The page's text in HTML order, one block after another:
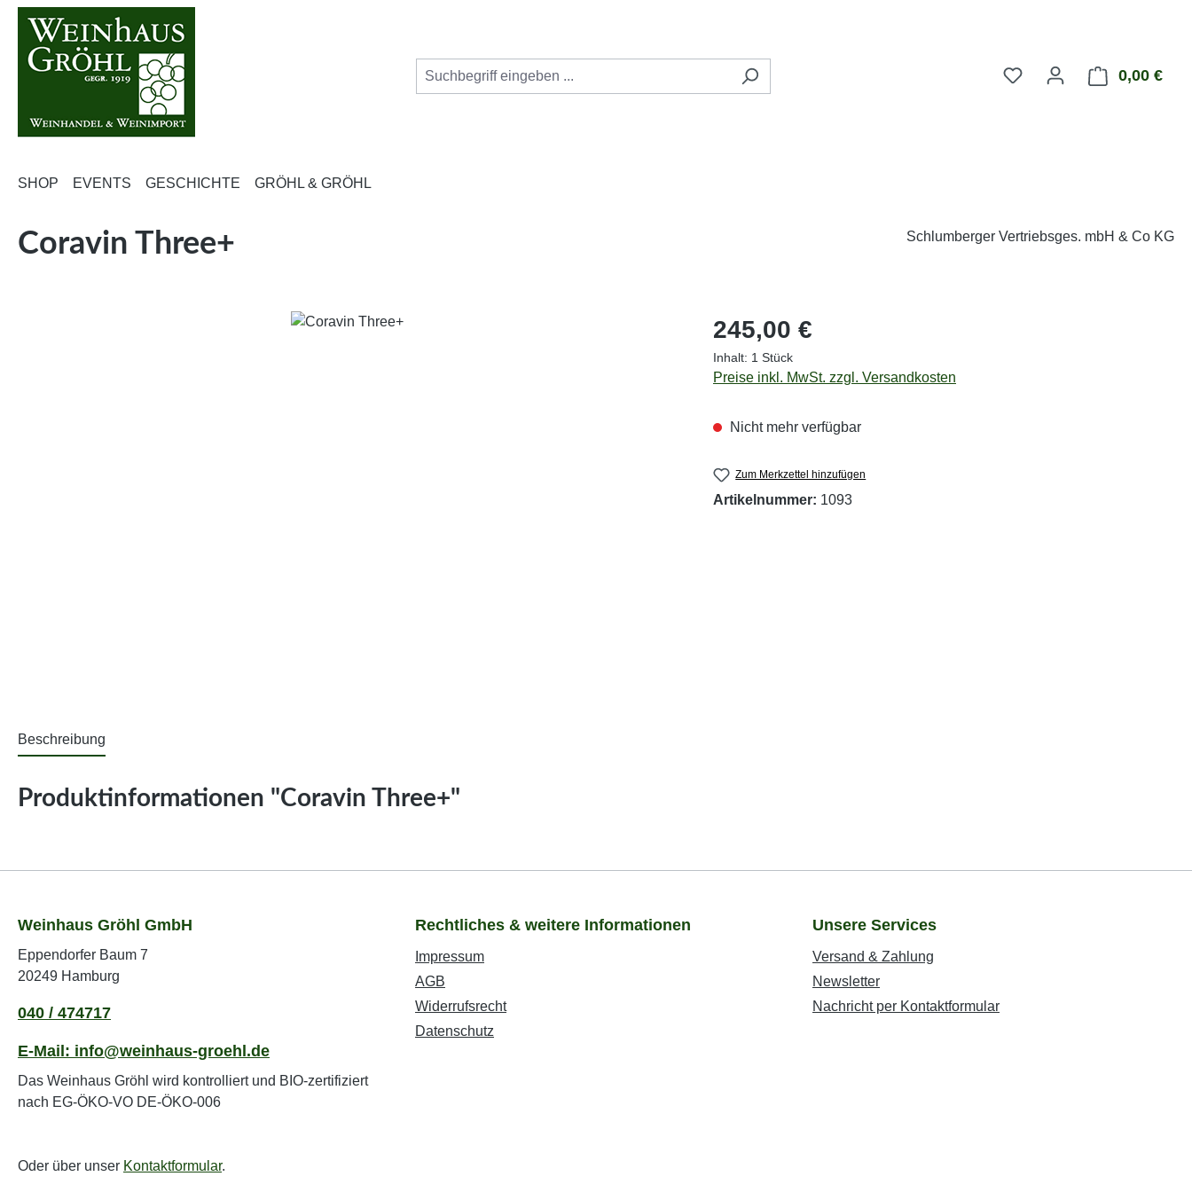
Hauptinhalt springen
Zur Suche springen
Zur Hauptnavigation springen
0,00 €
SHOP EVENTS GESCHICHTE GRÖHL & GRÖHL
Coravin Three+ Schlumberger Vertriebsges. mbH & Co KG
Regulärer Preis:
245,00 €
Inhalt: 1 Stück
Preise inkl. MwSt. zzgl. Versandkosten
Nicht mehr verfügbar
Zum Merkzettel hinzufügen
Artikelnummer: 1093
Beschreibung
Produktinformationen "Coravin Three+"
Weinhaus Gröhl GmbH
Eppendorfer Baum 7
20249 Hamburg
040 / 474717
E-Mail: info@weinhaus-groehl.de
Das Weinhaus Gröhl wird kontrolliert und BIO-zertifiziert
nach EG-ÖKO-VO DE-ÖKO-006
Oder über unser Kontaktformular.
Rechtliches & weitere Informationen
Impressum
AGB
Widerrufsrecht
Datenschutz
Unsere Services
Versand & Zahlung
Newsletter
Nachricht per Kontaktformular